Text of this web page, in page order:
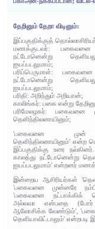
தேறினும் தேறா விடினும்:
இப்பகுதிக்குத்
மணக்குடவர்:
நட்டோனென்று
ஐயப்படலுமாம்;
பரிப்பெருமாள்:
நட்டோனென்று
ஐயப்படலுமாம்;
பரிதி: அறிந்தும் அறியான்;
காலிங்கர்: பகை என்று
பரிமேலழகர்: பகைவனை
தெளிந்திலனாயினும்;
'பகைவனை முன்
தெளிந்திலனாயினும்' என்ற
இப்பகுதிக்கு உரை
காலத்து நட்டோனென்று
ஐயப்படலுமாம்' என்றனர்
இன்றைய ஆசிரியர்கள்
'பகைவனை முன்னரே
'பகைவனை நட்பாக்கிக்
அல்லவா என்பதை (போர்
ஆலோசிக்க வேண்டும்',
தெளியாவிட்டாலும்' என்றபடி